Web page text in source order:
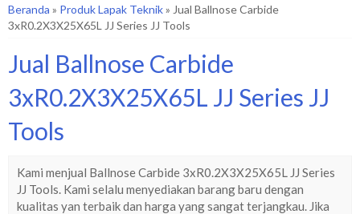
Beranda » Produk Lapak Teknik» Jual Ballnose Carbide
3xR0.2X3X25X65L JJ Series JJ Tools
Jual Ballnose Carbide
3xR0.2X3X25X65L JJ Series JJ
Tools
Kami menjual Ballnose Carbide 3xR0.2X3X25X65L JJ Series
JJ Tools. Kami selalu menyediakan barang baru dengan
kualitas yan terbaik dan harga yang sangat terjangkau. Jika